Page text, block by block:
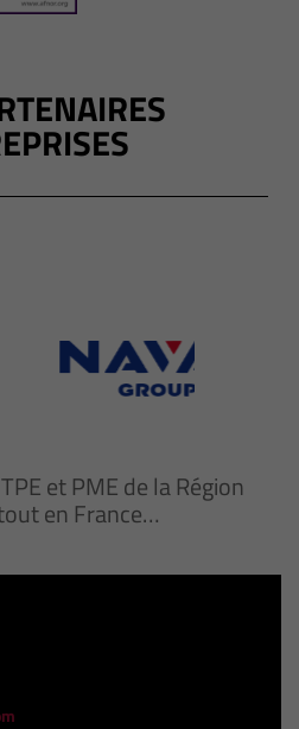
et PME de la Région
en France…